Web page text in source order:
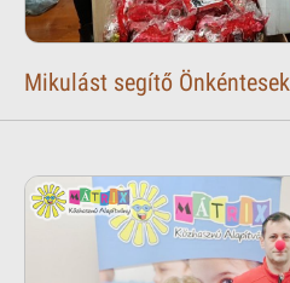
Mikulást segítő Önkéntesek